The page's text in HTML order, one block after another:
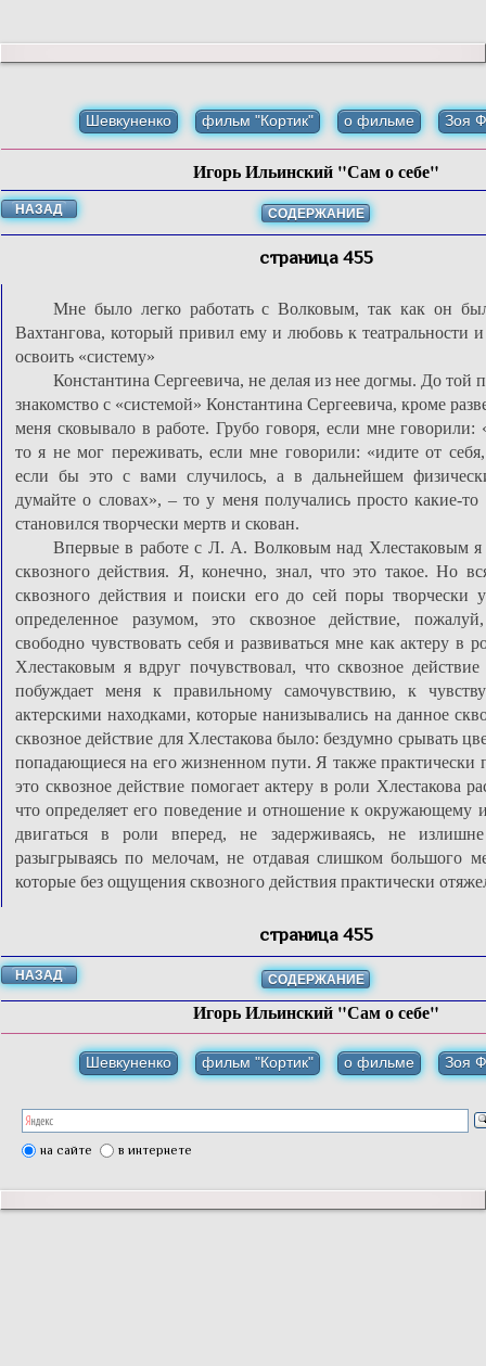
Шевкуненко фильм "Кортик" о фильме Зоя
Игорь Ильинский "Сам о себе"
НАЗАД СОДЕРЖАНИЕ
страница 455
Мне было легко работать с Волковым, так как он
Вахтангова, который привил ему и любовь к театральности
освоить «систему»
Константина Сергеевича, не делая из нее догмы. До той
знакомство с «системой» Константина Сергеевича, кроме
меня сковывало в работе. Грубо говоря, если мне говорили:
то я не мог переживать, если мне говорили: «идите от
если бы это с вами случилось, а в дальнейшем
думайте о словах», – то у меня получались просто какие-то
становился творчески мертв и скован.
Впервые в работе с Л. А. Волковым над Хлестаковым я
сквозного действия. Я, конечно, знал, что это такое. Но
сквозного действия и поиски его до сей поры творчески
определенное разумом, это сквозное действие,
свободно чувствовать себя и развиваться мне как актеру в
Хлестаковым я вдруг почувствовал, что сквозное
побуждает меня к правильному самочувствию, к чувству
актерскими находками, которые нанизывались на данное
сквозное действие для Хлестакова было: бездумно срывать
попадающиеся на его жизненном пути. Я также практически
это сквозное действие помогает актеру в роли Хлестакова
что определяет его поведение и отношение к окружающему
двигаться в роли вперед, не задерживаясь, не излишне
разыгрываясь по мелочам, не отдавая слишком большого
которые без ощущения сквозного действия практически
страница 455
НАЗАД СОДЕРЖАНИЕ
Игорь Ильинский "Сам о себе"
Шевкуненко фильм "Кортик" о фильме Зоя
на сайте в интернете